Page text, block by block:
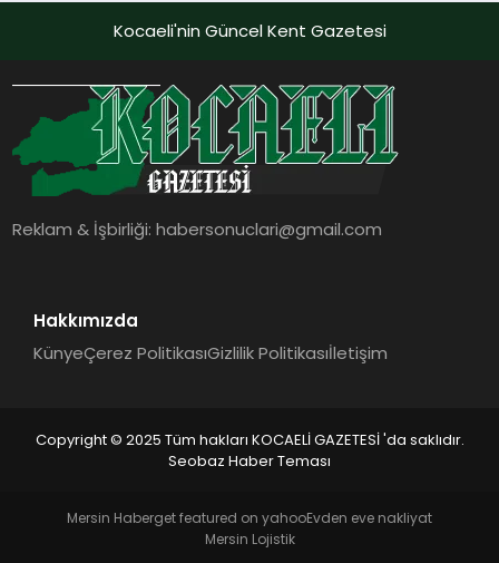
YAŞAM
DÜNYA
Kocaeli'nin Güncel Kent Gazetesi
Reklam & İşbirliği:habersonuclari@gmail.com
Hakkımızda
KünyeÇerez PolitikasıGizlilik Politikasıİletişim
Copyright © 2025 Tüm hakları KOCAELİ GAZETESİ 'da saklıdır.
Seobaz Haber Teması
Mersin Haberget featured on yahooEvden eve nakliyat
Mersin Lojistik